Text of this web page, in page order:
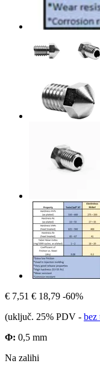
€ 7,51 € 18,79 -60%
(uključ. 25% PDV - bez
Φ: 0,5 mm
Na zalihi